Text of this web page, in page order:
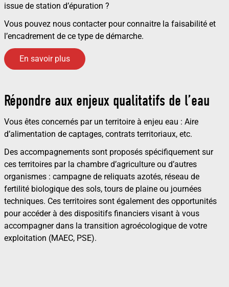
issue de station d’épuration ?
Vous pouvez nous contacter pour connaitre la faisabilité et
l’encadrement de ce type de démarche.
En savoir plus
Répondre aux enjeux qualitatifs de l’eau
Vous êtes concernés par un territoire à enjeu eau : Aire
d’alimentation de captages, contrats territoriaux, etc.
Des accompagnements sont proposés spécifiquement sur
ces territoires par la chambre d’agriculture ou d’autres
organismes : campagne de reliquats azotés, réseau de
fertilité biologique des sols, tours de plaine ou journées
techniques. Ces territoires sont également des opportunités
pour accéder à des dispositifs financiers visant à vous
accompagner dans la transition agroécologique de votre
exploitation (MAEC, PSE).